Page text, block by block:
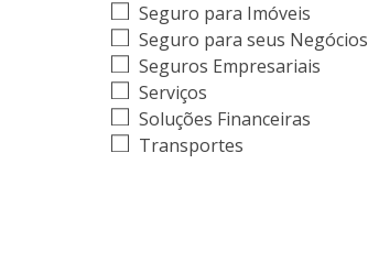
Seguro para Imóveis
Seguro para seus Negócios
Seguros Empresariais
Serviços
Soluções Financeiras
Transportes